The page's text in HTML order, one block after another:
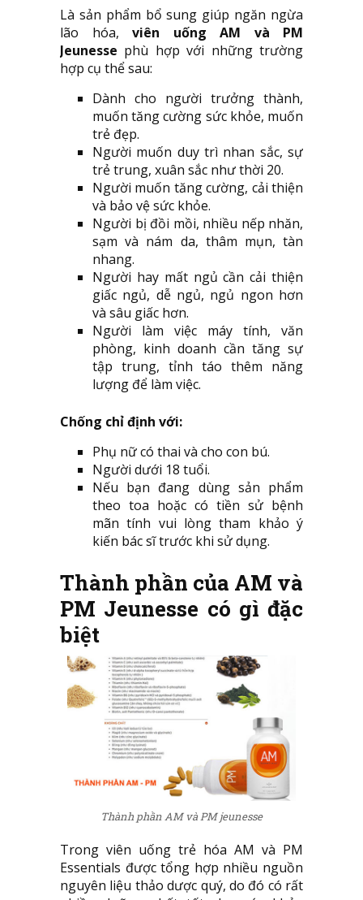
Là sản phẩm bổ sung giúp ngăn ngừa
lão hóa, viên uống AM và PM
Jeunesse phù hợp với những trường
hợp cụ thể sau:
Dành cho người trưởng thành,
muốn tăng cường sức khỏe, muốn
trẻ đẹp.
Người muốn duy trì nhan sắc, sự
trẻ trung, xuân sắc như thời 20.
Người muốn tăng cường, cải thiện
và bảo vệ sức khỏe.
Người bị đồi mồi, nhiều nếp nhăn,
sạm và nám da, thâm mụn, tàn
nhang.
Người hay mất ngủ cần cải thiện
giấc ngủ, dễ ngủ, ngủ ngon hơn
và sâu giấc hơn.
Người làm việc máy tính, văn
phòng, kinh doanh cần tăng sự
tập trung, tỉnh táo thêm năng
lượng để làm việc.
Chống chỉ định với:
Phụ nữ có thai và cho con bú.
Người dưới 18 tuổi.
Nếu bạn đang dùng sản phẩm
theo toa hoặc có tiền sử bệnh
mãn tính vui lòng tham khảo ý
kiến bác sĩ trước khi sử dụng.
Thành phần của AM và
PM Jeunesse có gì đặc
biệt
Thành phần AM và PM jeunesse
Trong viên uống trẻ hóa AM và PM
Essentials được tổng hợp nhiều nguồn
nguyên liệu thảo dược quý, do đó có rất